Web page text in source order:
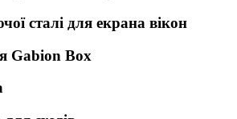
сталі для екрана вікон
Gabion Box